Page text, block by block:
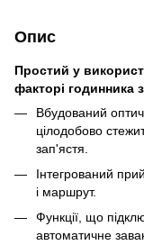
Опис
Простий у
факторі
Вбудований
цілодобово
зап'ястя.
Інтегрований
і маршрут.
Функції, що
автоматичне